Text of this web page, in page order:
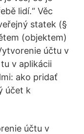
lidí.“ Věc
statek (§
(objektem)
účtu v
v aplikácii
ako pridať
účet k
účtu v